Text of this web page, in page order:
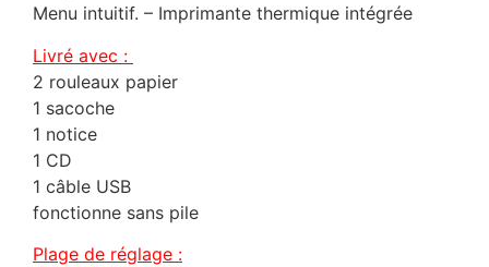
Menu intuitif. – Imprimante thermique intégrée
Livré avec :
2 rouleaux papier
1 sacoche
1 notice
1 CD
1 câble USB
fonctionne sans pile
Plage de réglage :